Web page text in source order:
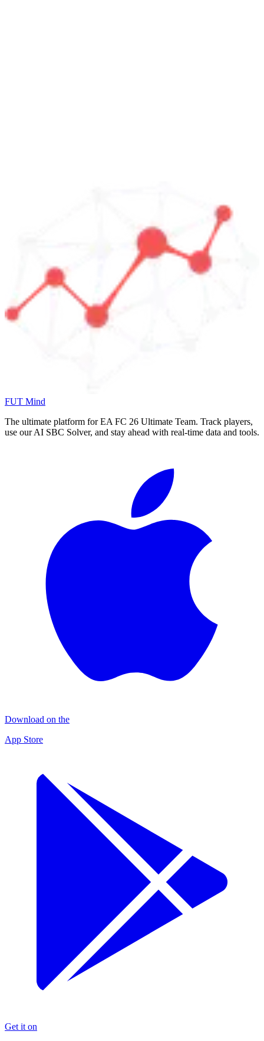
FUT Mind
The ultimate platform for EA FC 26 Ultimate Team. Track players,
use our AI SBC Solver, and stay ahead with real-time data and tools.
Download on the
App Store
Get it on